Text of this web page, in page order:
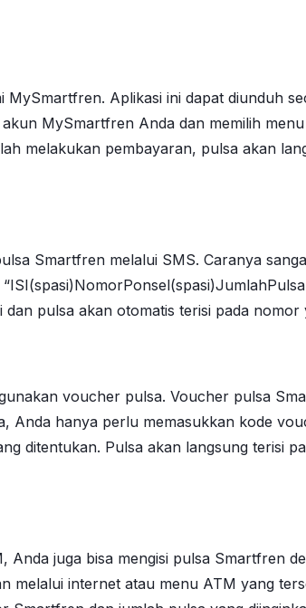
Aplikasi ini dapat diunduh
MySmartfren Anda dan memilih menu
melakukan pembayaran, pulsa akan
Smartfren melalui SMS. Caranya
pulsa akan otomatis terisi pada nomor
voucher pulsa. Voucher pulsa
hanya perlu memasukkan kode
ditentukan. Pulsa akan langsung terisi
juga bisa mengisi pulsa Smartfren
melalui internet atau menu ATM yang